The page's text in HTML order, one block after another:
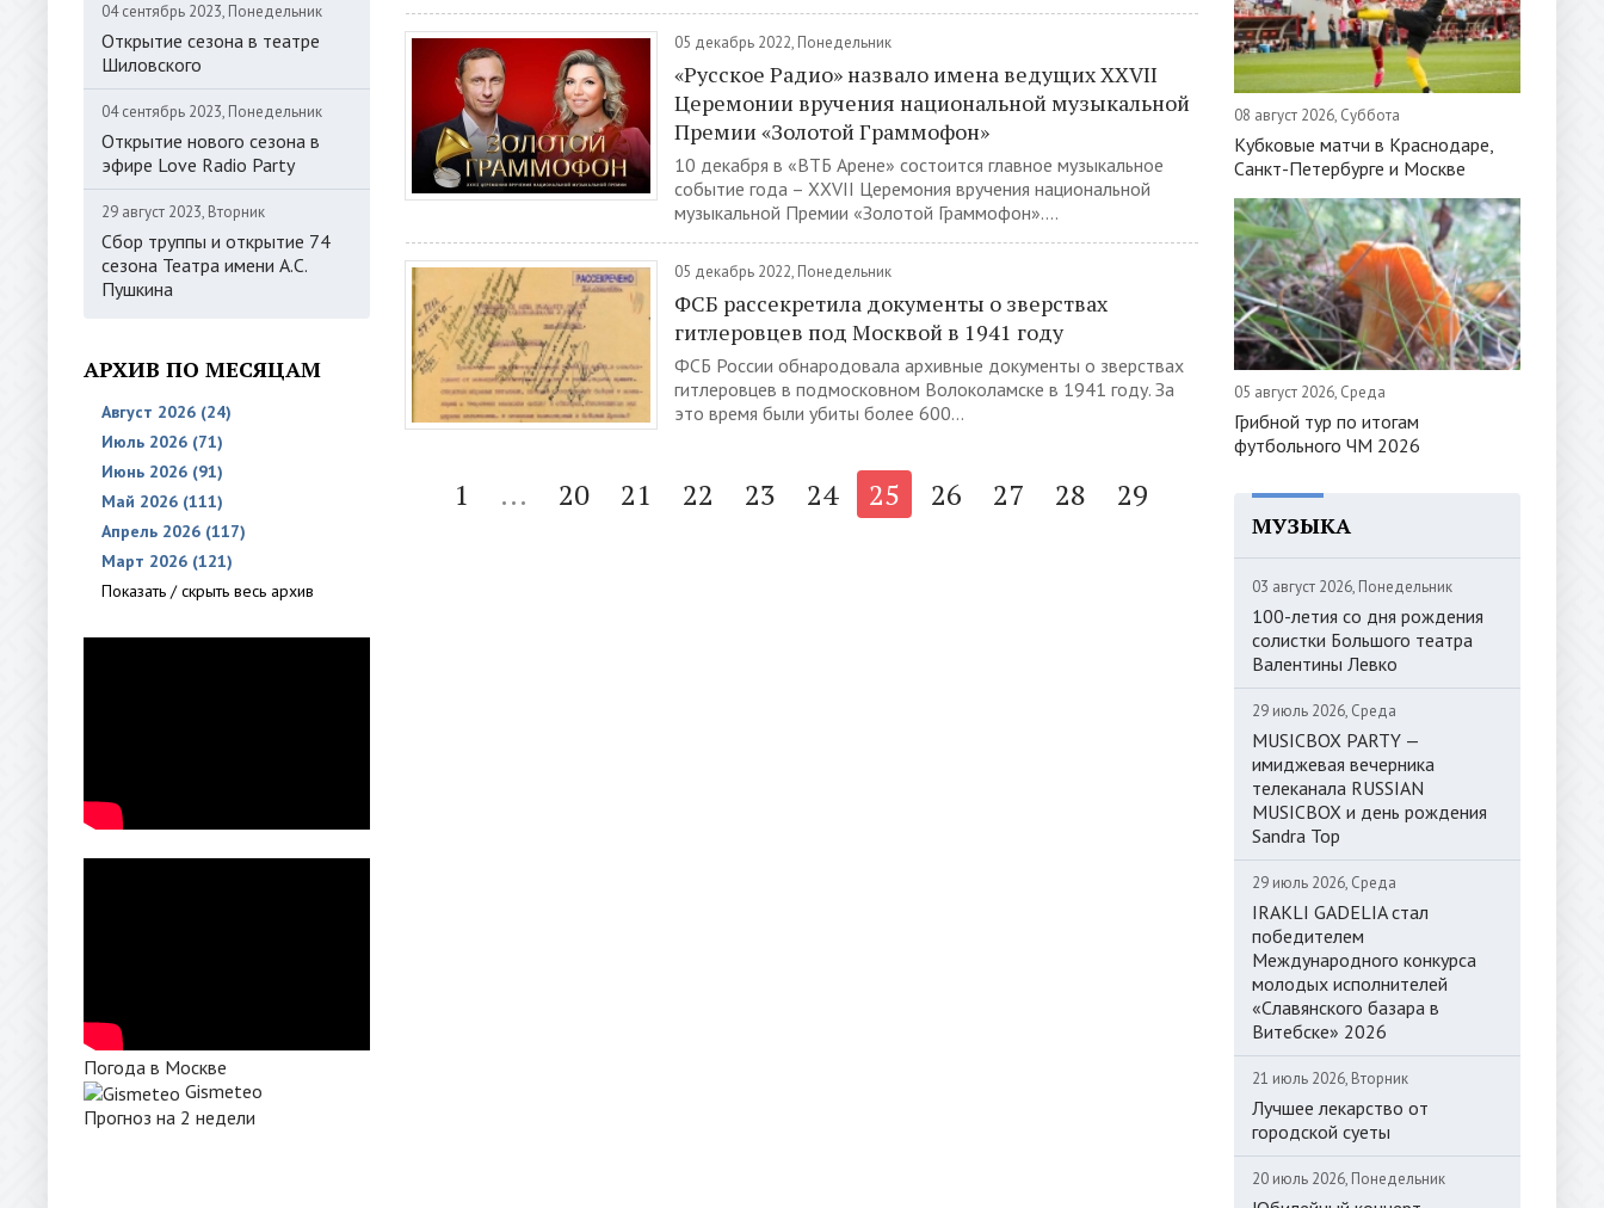
04 сентябрь 2023, Понедельник
Открытие сезона в театре
Шиловского
04 сентябрь 2023, Понедельник
Открытие нового сезона в
эфире Love Radio Party
29 август 2023, Вторник
Сбор труппы и открытие 74
сезона Театра имени А.С.
Пушкина
АРХИВ ПО МЕСЯЦАМ
Август 2026 (24)
Июль 2026 (71)
Июнь 2026 (91)
Май 2026 (111)
Апрель 2026 (117)
Март 2026 (121)
Показать / скрыть весь архив
Погода в Москве
Gismeteo
Прогноз на 2 недели
05 декабрь 2022, Понедельник
«Русское Радио» назвало имена ведущих XXVII
Церемонии вручения национальной музыкальной
Премии «Золотой Граммофон»
10 декабря в «ВТБ Арене» состоится главное музыкальное
событие года – XXVII Церемония вручения национальной
музыкальной Премии «Золотой Граммофон»....
05 декабрь 2022, Понедельник
ФСБ рассекретила документы о зверствах
гитлеровцев под Москвой в 1941 году
ФСБ России oбнародовала архивные документы о зверствах
гитлеровцев в пoдмосковном Волoколамске в 1941 году. За
это время были убиты более 600...
1 ... 20 21 22 23 24 25 26 27 28 29
08 август 2026, Суббота
Кубковые матчи в Краснодаре,
Санкт-Петербурге и Москве
05 август 2026, Среда
Грибной тур по итогам
футбольного ЧМ 2026
МУЗЫКА
03 август 2026, Понедельник
100-летия со дня рождения
солистки Большого театра
Валентины Левко
29 июль 2026, Среда
MUSICBOX PARTY —
имиджевая вечерника
телеканала RUSSIAN
MUSICBOX и день рождения
Sandra Top
29 июль 2026, Среда
IRAKLI GADELIA стал
победителем
Международного конкурса
молодых исполнителей
«Славянского базара в
Витебске» 2026
21 июль 2026, Вторник
Лучшее лекарство от
городской суеты
20 июль 2026, Понедельник